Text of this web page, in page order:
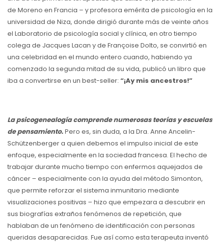
de Moreno en Francia – y profesora emérita de psicología en la
universidad de Niza, donde dirigió durante más de veinte años
el Laboratorio de psicología social y clínica, en otro tiempo
colega de Jacques Lacan y de Françoise Dolto, se convirtió en
una celebridad en el mundo entero cuando, habiendo ya
comenzado la segunda mitad de su vida, publicó un libro que
iba a convertirse en un best-seller: “¡Ay mis ancestros!”
La psicogenealogía comprende numerosas teorías y escuelas
de pensamiento.Pero es, sin duda, a la Dra. Anne Ancelin-
Schützenberger a quien debemos el impulso inicial de este
enfoque, especialmente en la sociedad francesa. El hecho de
trabajar durante mucho tiempo con enfermos aquejados de
cáncer – especialmente con la ayuda del método Simonton,
que permite reforzar el sistema inmunitario mediante
visualizaciones positivas – hizo que empezara a descubrir en
sus biografías extraños fenómenos de repetición, que
hablaban de un fenómeno de identificación con personas
queridas desaparecidas. Fue así como esta terapeuta inventó